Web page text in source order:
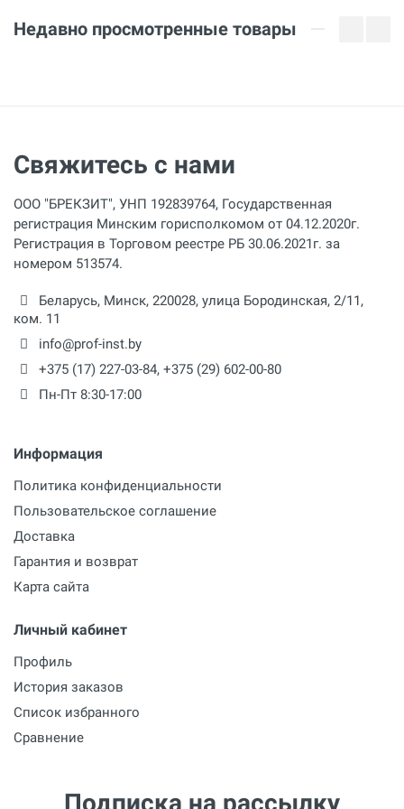
Материал труб
Недавно просмотренные товары
Свяжитесь с нами
ООО "БРЕКЗИТ", УНП 192839764, Государственная
регистрация Минским горисполкомом от 04.12.2020г.
Регистрация в Торговом реестре РБ 30.06.2021г. за
номером 513574.
Беларусь, Минск, 220028, улица Бородинская, 2/11,
ком. 11
info@prof-inst.by
+375 (17) 227-03-84, +375 (29) 602-00-80
Пн-Пт 8:30-17:00
Информация
Политика конфиденциальности
Пользовательское соглашение
Доставка
Гарантия и возврат
Карта сайта
Личный кабинет
Профиль
История заказов
Список избранного
Сравнение
Подписка на рассылку